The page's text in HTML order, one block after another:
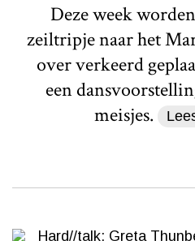
Deze week
zeiltripje naar het
over verkeerd
een
meisjes.